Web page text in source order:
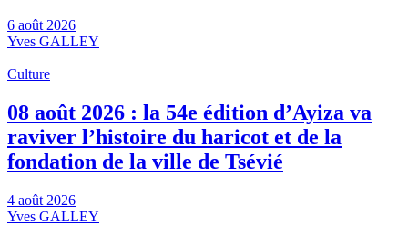
6 août 2026
Yves GALLEY
Culture
08 août 2026 : la 54e édition d’Ayiza va
raviver l’histoire du haricot et de la
fondation de la ville de Tsévié
4 août 2026
Yves GALLEY